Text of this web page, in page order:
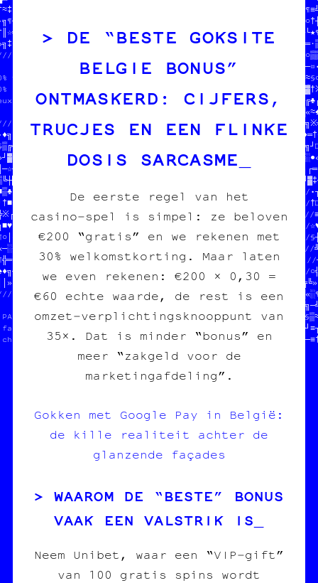
//NIR LE PROJET          //
100% transwallon          //pour l'image imprimée  //
100% légal                //                       //
mieux que sur le darkweb  ///////////////////////////
//////////////////////////////////
/////////////////////                              //
transwallon         //  SOUTENIR LE PROJET          //
légal               //  tout pour l'image imprimée  //
que sur le darkweb //                              //
///////////////////////////////♥//
//
SOUTENIR LE PROJET      ★★♣ «/
tout pour l'image imprimée┘ ║/
//
///////////////////////////////////////////
$$$  DU POGNON  $$$      //★≡♥♦//              -*-
POUR COPIE CARBONE ASBL  //•││≡//  2%T7E\V-W€
//†█░≡//  #7XOPX+€#QQ
║☆╗═//  7/ACO+D5Y U1/
152RX/XEQ
@0U£0S3€PAX7/€//
//
//  $$$  DU POGNON  $$$      //
PAPIER /// CARB//  POUR COPIE CARBONE ASBL  //
/// édi//                           //
/// d///////////////////////////////
DE “BESTE GOKSITE
BELGIE BONUS”
ONTMASKERD: CIJFERS,
TRUCJES EN EEN FLINKE
DOSIS SARCASME
De eerste regel van het
casino‑spel is simpel: ze beloven
€200 “gratis” en we rekenen met
30% welkomstkorting. Maar laten
we even rekenen: €200 × 0,30 =
€60 echte waarde, de rest is een
omzet‑verplichtingsknooppunt van
35×. Dat is minder “bonus” en
meer “zakgeld voor de
marketingafdeling”.
Gokken met Google Pay in België:
de kille realiteit achter de
glanzende façades
WAAROM DE “BESTE” BONUS
VAAK EEN VALSTRIK IS
Neem Unibet, waar een “VIP‑gift”
van 100 gratis spins wordt